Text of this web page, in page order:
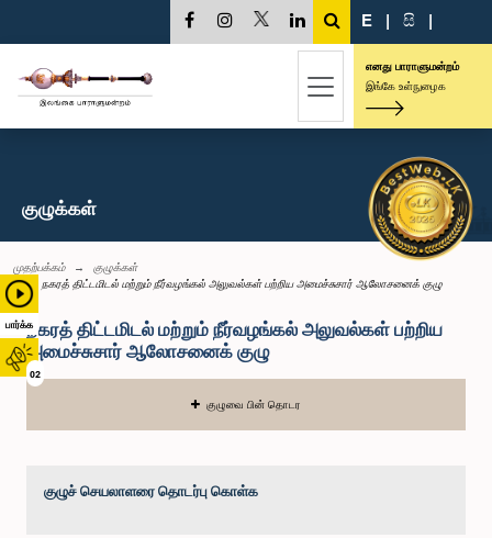
பார்க்க
02
E | සි |
எனது பாராளுமன்றம்
இங்கே உள்நுழைக
குழுக்கள்
முதற்பக்கம்
குழுக்கள்
நகரத் திட்டமிடல் மற்றும் நீர்வழங்கல் அலுவல்கள் பற்றிய அமைச்சுசார் ஆலோசனைக் குழு
நகரத் திட்டமிடல் மற்றும் நீர்வழங்கல் அலுவல்கள் பற்றிய
அமைச்சுசார் ஆலோசனைக் குழு
குழுவை பின் தொடர
குழுச் செயலாளரை தொடர்பு கொள்க